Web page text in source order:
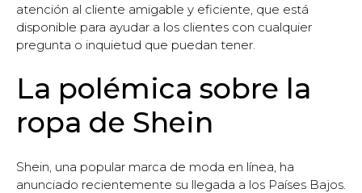
atención al cliente amigable y eficiente, que está
disponible para ayudar a los clientes con cualquier
pregunta o inquietud que puedan tener.
La polémica sobre la
ropa de Shein
Shein, una popular marca de moda en línea, ha
anunciado recientemente su llegada a los Países Bajos.